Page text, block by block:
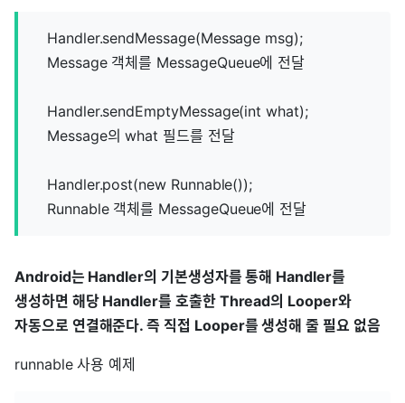
Handler.sendMessage(Message msg);
Message 객체를 MessageQueue에 전달
Handler.sendEmptyMessage(int what);
Message의 what 필드를 전달
Handler.post(new Runnable());
Runnable 객체를 MessageQueue에 전달
Android는 Handler의 기본생성자를 통해 Handler를
생성하면 해당 Handler를 호출한 Thread의 Looper와
자동으로 연결해준다. 즉 직접 Looper를 생성해 줄 필요 없음
runnable 사용 예제